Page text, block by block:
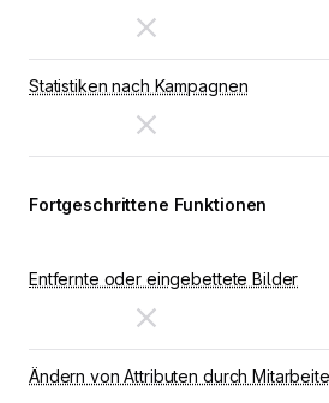
Statistiken nach Kampagnen
Fortgeschrittene Funktionen
Entfernte oder eingebettete Bilder
Ändern von Attributen durch